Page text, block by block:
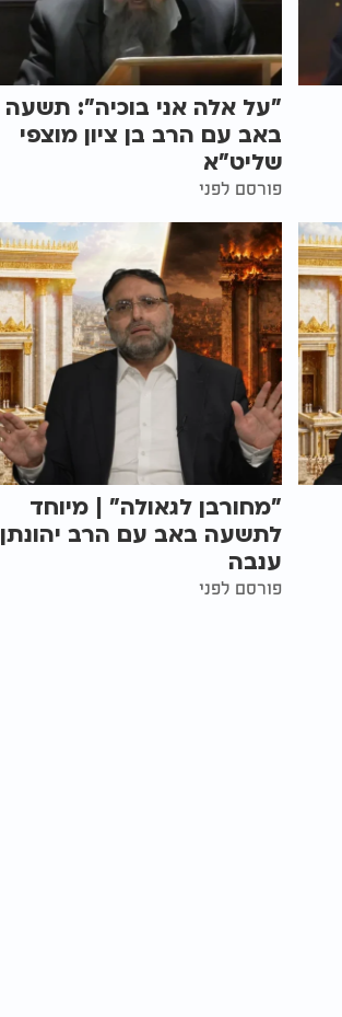
"על אלה אני בוכיה": תשעה
באב עם הרב בן ציון מוצפי
שליט"א
פורסם לפני
"מחורבן לגאולה" | מיוחד
לתשעה באב עם הרב יהונתן
ענבה
פורסם לפני